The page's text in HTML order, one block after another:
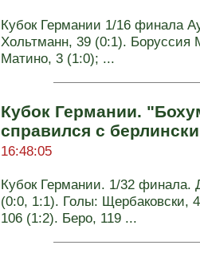
Кубок Германии 1/16 финала
Хольтманн, 39 (0:1). Боруссия
Матино, 3 (1:0); ...
Кубок Германии.
справился с
16:48:05
Кубок Германии. 1/32
(0:0, 1:1). Голы: Щербаковски,
106 (1:2). Беро, 119 ...